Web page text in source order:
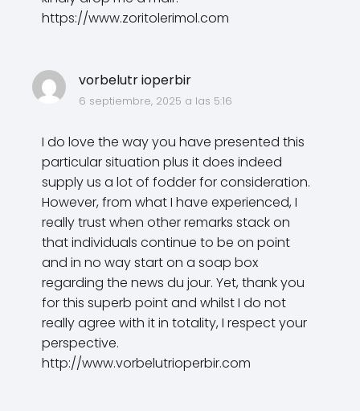
https://www.zoritolerimol.com
vorbelutr ioperbir
6 septiembre, 2025 a las 5:16
I do love the way you have presented this
particular situation plus it does indeed
supply us a lot of fodder for consideration.
However, from what I have experienced, I
really trust when other remarks stack on
that individuals continue to be on point
and in no way start on a soap box
regarding the news du jour. Yet, thank you
for this superb point and whilst I do not
really agree with it in totality, I respect your
perspective.
http://www.vorbelutrioperbir.com